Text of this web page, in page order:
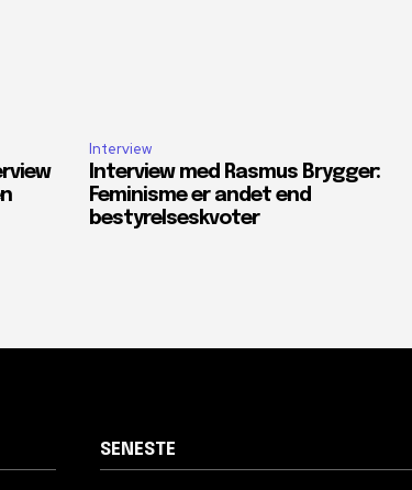
Interview
Interview med Rasmus Brygger:
Feminisme er andet end
bestyrelseskvoter
SENESTE